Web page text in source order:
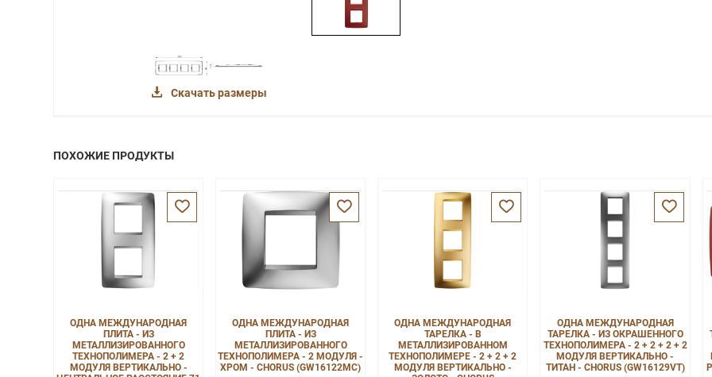
Скачать размеры
ПОХОЖИЕ ПРОДУКТЫ
ОДНА МЕЖДУНАРОДНАЯ
ПЛИТА - ИЗ
МЕТАЛЛИЗИРОВАННОГО
ТЕХНОПОЛИМЕРА - 2 + 2
МОДУЛЯ ВЕРТИКАЛЬНО -
ОДНА МЕЖДУНАРОДНАЯ
ПЛИТА - ИЗ
МЕТАЛЛИЗИРОВАННОГО
ТЕХНОПОЛИМЕРА - 2 МОДУЛЯ -
ХРОМ - CHORUS (GW16122MC)
ОДНА МЕЖДУНАРОДНАЯ
ТАРЕЛКА - В
МЕТАЛЛИЗИРОВАННОМ
ТЕХНОПОЛИМЕРЕ - 2 + 2 + 2
МОДУЛЯ ВЕРТИКАЛЬНО -
ОДНА МЕЖДУНАРОДНАЯ
ТАРЕЛКА - ИЗ ОКРАШЕННОГО
ТЕХНОПОЛИМЕРА - 2 + 2 + 2 + 2
МОДУЛЯ ВЕРТИКАЛЬНО -
ТИТАН - CHORUS (GW16129VT)